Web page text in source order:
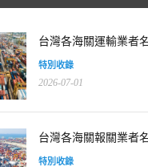
台灣各海關運輸業者
特別收錄
2026-07-01
台灣各海關報關業者
特別收錄